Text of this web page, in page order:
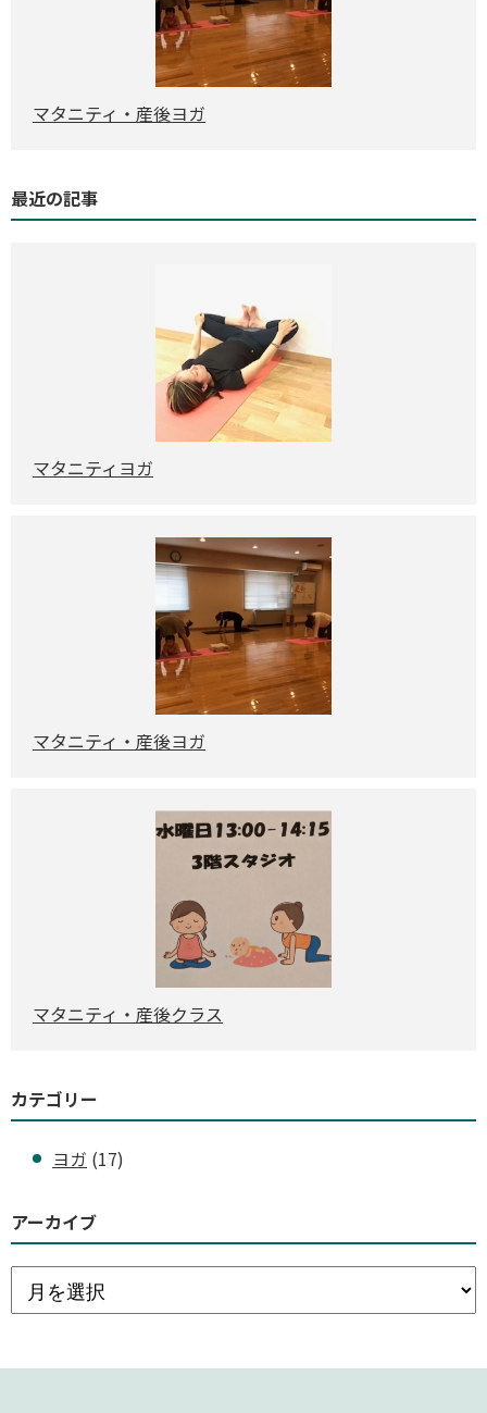
マタニティ・産後ヨガ
最近の記事
マタニティヨガ
マタニティ・産後ヨガ
マタニティ・産後クラス
カテゴリー
ヨガ (17)
アーカイブ